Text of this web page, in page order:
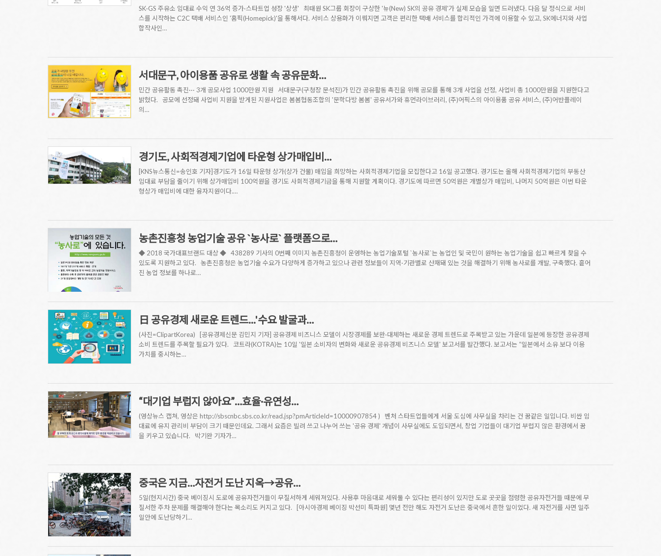
SK·GS 주유소 임대료 수익 연 36억 증가·스타트업 성장 '상생' 최태원 SK그룹 회장이 구상한 '뉴(New) SK의 공유 경제'가 실제 모습을 일면 드러냈다. 다음 달 정식으로 서비
스를 시작하는 C2C 택배 서비스인 '홈픽(Homepick)'을 통해서다. 서비스 상용화가 이뤄지면 고객은 편리한 택배 서비스를 합리적인 가격에 이용할 수 있고, SK에너지와 사업
합작사인…
서대문구, 아이용품 공유로 생활 속 공유문화…
민간 공유활동 촉진··· 3개 공모사업 1000만원 지원 서대문구(구청장 문석진)가 민간 공유활동 촉진을 위해 공모를 통해 3개 사업을 선정, 사업비 총 1000만원을 지원한다고
밝혔다. 공모에 선정돼 사업비 지원을 받게된 지원사업은 봄봄협동조합의 '문학다방 봄봄' 공유서가와 휴먼라이브러리, (주)어픽스의 아이용품 공유 서비스, (주)어반플레이
의…
경기도, 사회적경제기업에 타운형 상가매입비…
[KNS뉴스통신=송인호 기자]경기도가 16일 타운형 상가(상가 건물) 매입을 희망하는 사회적경제기업을 모집한다고 16일 공고했다. 경기도는 올해 사회적경제기업의 부동산
임대료 부담을 줄이기 위해 상가매입비 100억원을 경기도 사회적경제기금을 통해 지원할 계획이다. 경기도에 따르면 50억원은 개별상가 매입비, 나머지 50억원은 이번 타운
형상가 매입비에 대한 융자지원이다.…
농촌진흥청 농업기술 공유 `농사로` 플랫폼으로…
◆ 2018 국가대표브랜드 대상 ◆ 438289 기사의 0번째 이미지 농촌진흥청이 운영하는 농업기술포털 `농사로`는 농업인 및 국민이 원하는 농업기술을 쉽고 빠르게 찾을 수
있도록 지원하고 있다. 농촌진흥청은 농업기술 수요가 다양하게 증가하고 있으나 관련 정보들이 지역·기관별로 산재돼 있는 것을 해결하기 위해 농사로를 개발, 구축했다. 흩어
진 농업 정보를 하나로…
日 공유경제 새로운 트렌드...'수요 발굴과…
(사진=ClipartKorea) [공유경제신문 김민지 기자] 공유경제 비즈니스 모델이 시장경제를 보완·대체하는 새로운 경제 트렌드로 주목받고 있는 가운데 일본에 등장한 공유경제
소비 트렌드를 주목할 필요가 있다. 코트라(KOTRA)는 10일 '일본 소비자의 변화와 새로운 공유경제 비즈니스 모델' 보고서를 발간했다. 보고서는 “일본에서 소유 보다 이용
가치를 중시하는…
“대기업 부럽지 않아요”…효율·유연성…
(영상뉴스 캡쳐, 영상은 http://sbscnbc.sbs.co.kr/read.jsp?pmArticleId=10000907854 ) 벤처 스타트업들에게 서울 도심에 사무실을 차리는 건 꿈같은 일입니다. 비싼 임
대료에 유지 관리비 부담이 크기 때문인데요. 그래서 요즘은 빌려 쓰고 나누어 쓰는 '공유 경제' 개념이 사무실에도 도입되면서, 창업 기업들이 대기업 부럽지 않은 환경에서 꿈
을 키우고 있습니다. 박기완 기자가…
중국은 지금…자전거 도난 지옥→공유…
5일(현지시간) 중국 베이징시 도로에 공유자전거들이 무질서하게 세워져있다. 사용후 마음대로 세워둘 수 있다는 편리성이 있지만 도로 곳곳을 점령한 공유자전거들 때문에 무
질서한 주차 문제를 해결해야 한다는 목소리도 커지고 있다. [아시아경제 베이징 박선미 특파원] 몇년 전만 해도 자전거 도난은 중국에서 흔한 일이었다. 새 자전거를 사면 일주
일안에 도난당하기…